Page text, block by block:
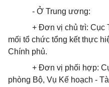
- Ở Trung ương:
+ Đơn vị chủ trì: Cục
mối tổ chức tổng kết thực
Chính phủ.
+ Đơn vị phối hợp:
phòng Bộ, Vụ Kế hoạch -